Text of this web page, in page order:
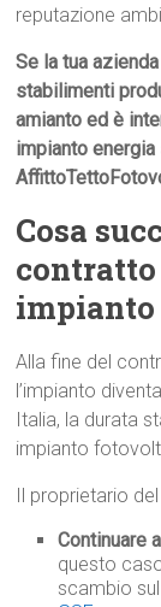
reputazione
Se la tua
stabilimenti
amianto ed è
impianto
Cosa
Alla fine del
l’impianto
Italia, la durata
impianto
Il proprietario
Continuare
questo
scambio